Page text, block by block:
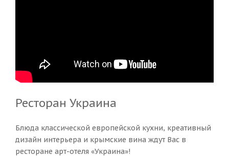
Ресторан Украина
Блюда классической европейской кухни, креативный
дизайн интерьера и крымские вина ждут Вас в
ресторане арт-отеля «Украина»!